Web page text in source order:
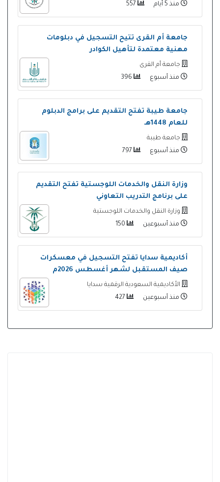
منذ 5 أيام
جامعة أم القرى تتيح التسجيل في دبلومات
مهنية معتمدة لتأهيل الكوادر
جامعة أم القرى
منذ أسبوع
جامعة طيبة تفتح التقديم على برامج الدبلوم
للعام 1448هـ
جامعة طيبة
منذ أسبوع
وزارة النقل والخدمات اللوجستية تفتح التقديم
على برنامج التدريب التعاوني
وزارة النقل والخدمات اللوجستية
منذ أسبوعين
أكاديمية سدايا تفتح التسجيل في معسكرات
صيف المستقبل لشهر أغسطس 2026م
الأكاديمية السعودية الرقمية سدايا
منذ أسبوعين